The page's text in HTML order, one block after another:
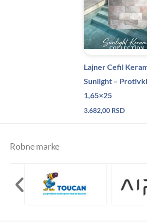
Lajner Cefil
Sunlight –
1,65×25
3.682,00 RSD
Robne marke